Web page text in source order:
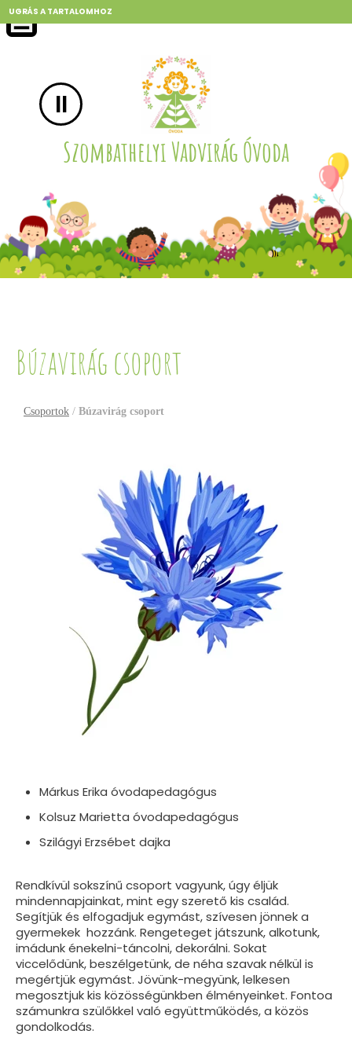
UGRÁS A TARTALOMHOZ
Szombathelyi Vadvirág Óvoda
II
Szombathelyi Vadvirág Óvoda
Szombathelyi Vadvirág Óvoda
Búzavirág csoport
Csoportok / Búzavirág csoport
Márkus Erika óvodapedagógus
Kolsuz Marietta óvodapedagógus
Szilágyi Erzsébet dajka
Rendkívül sokszínű csoport vagyunk, úgy éljük
mindennapjainkat, mint egy szerető kis család.
Segítjük és elfogadjuk egymást, szívesen jönnek a
gyermekek hozzánk. Rengeteget játszunk, alkotunk,
imádunk énekelni-táncolni, dekorálni. Sokat
viccelődünk, beszélgetünk, de néha szavak nélkül is
megértjük egymást. Jövünk-megyünk, lelkesen
megosztjuk kis közösségünkben élményeinket. Fontoa
számunkra szülőkkel való együttműködés, a közös
gondolkodás.